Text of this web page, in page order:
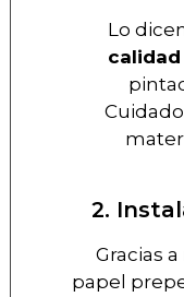
Lo
calidad
2.
Gracias
papel